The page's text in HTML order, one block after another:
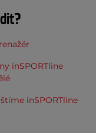
inSPORTline
inSPORTline